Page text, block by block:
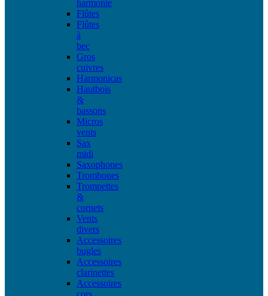
harmonie
Flûtes
Flûtes
à
bec
Gros
cuivres
Harmonicas
Hautbois
&
bassons
Micros
vents
Sax
midi
Saxophones
Trombones
Trompettes
&
cornets
Vents
divers
Accessoires
bugles
Accessoires
clarinettes
Accessoires
cors